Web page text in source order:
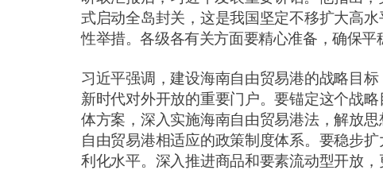
式启动全岛封关，这是我国坚定不移扩大高
性举措。各级各有关方面要精心准备，确保平
习近平强调，建设海南自由贸易港的战略目
新时代对外开放的重要门户。要锚定这个战
体方案，深入实施海南自由贸易港法，解放
自由贸易港相适应的政策制度体系。要稳步
利化水平。深入推进商品和要素流动型开放